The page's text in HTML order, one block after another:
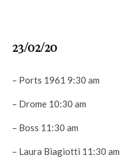
23/02/20
– Ports 1961 9:30 am
– Drome 10:30 am
– Boss 11:30 am
– Laura Biagiotti 11:30 am